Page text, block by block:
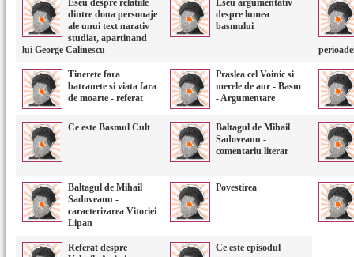
Eseu despre relatiile
dintre doua personaje
ale unui text narativ
studiat, apartinand
lui George Calinescu
Eseu argumentativ
despre lumea
basmului
Tinerete fara
batranete si viata fara
de moarte - referat
Praslea cel Voinic si
merele de aur - Basm
- Argumentare
Ce este Basmul Cult
Baltagul de Mihail
Sadoveanu -
comentariu literar
Baltagul de Mihail
Sadoveanu -
caracterizarea Vitoriei
Lipan
Povestirea
Referat despre
Ce este episodul